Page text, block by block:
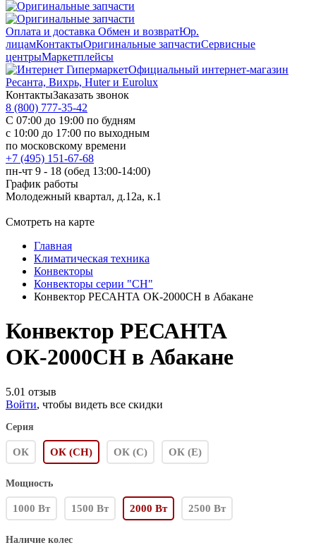
Оплата и доставка Обмен и возвратЮр.
лицамКонтактыОригинальные запчастиСервисные
центрыМаркетплейсы
Официальный интернет-магазин
Ресанта, Вихрь, Huter и Eurolux
КонтактыЗаказать звонок
8 (800) 777-35-42
С 07:00 до 19:00 по будням
с 10:00 до 17:00 по выходным
по московскому времени
+7 (495) 151-67-68
пн-чт 9 - 18 (обед 13:00-14:00)
График работы
Молодежный квартал, д.12а, к.1
Смотреть на карте
Главная
Климатическая техника
Конвекторы
Конвекторы серии "СН"
Конвектор РЕСАНТА ОК-2000СН в Абакане
Конвектор РЕСАНТА
ОК-2000СН в Абакане
5.01 отзыв
Войти, чтобы видеть все скидки
Серия
ОК ОК (СН) ОК (С) ОК (Е)
Мощность
1000 Вт 1500 Вт 2000 Вт 2500 Вт
Наличие колес